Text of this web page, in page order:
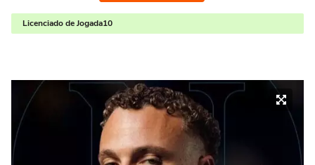
Licenciado de Jogada10